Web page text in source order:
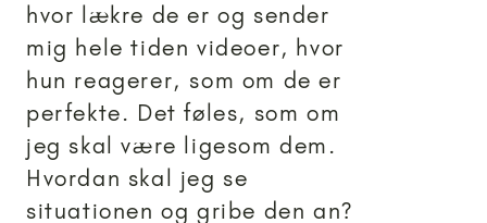
hvor lækre de er og sender
mig hele tiden videoer, hvor
hun reagerer, som om de er
perfekte. Det føles, som om
jeg skal være ligesom dem.
Hvordan skal jeg se
situationen og gribe den an?